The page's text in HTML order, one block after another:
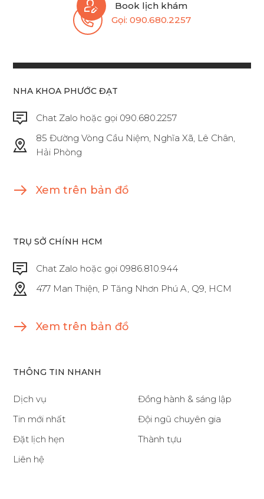
Book lịch khám
Gọi: 090.680.2257
NHA KHOA PHƯỚC ĐẠT
Chat Zalo hoặc gọi 090.680.2257
85 Đường Vòng Cầu Niệm, Nghĩa Xã, Lê Chân,
Hải Phòng
Xem trên bản đồ
TRỤ SỞ CHÍNH HCM
Chat Zalo hoặc gọi 0986.810.944
477 Man Thiện, P Tăng Nhơn Phú A, Q9, HCM
Xem trên bản đồ
THÔNG TIN NHANH
Dịch vụ
Đồng hành & sáng lập
Tin mới nhất
Đội ngũ chuyên gia
Đặt lịch hẹn
Thành tựu
Liên hệ